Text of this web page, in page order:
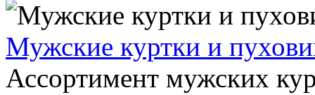
Мужские куртки и
Ассортимент мужских